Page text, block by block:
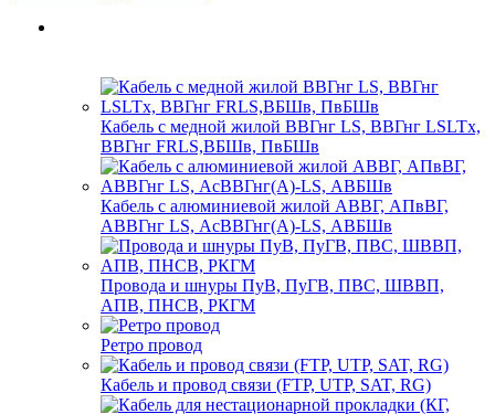
Кабель с медной жилой ВВГнг LS, ВВГнг LSLTx,
ВВГнг FRLS,ВБШв, ПвБШв
Кабель с алюминиевой жилой АВВГ, АПвВГ,
АВВГнг LS, АсВВГнг(А)-LS, АВБШв
Провода и шнуры ПуВ, ПуГВ, ПВС, ШВВП,
АПВ, ПНСВ, РКГМ
Ретро провод
Кабель и провод связи (FTP, UTP, SAT, RG)